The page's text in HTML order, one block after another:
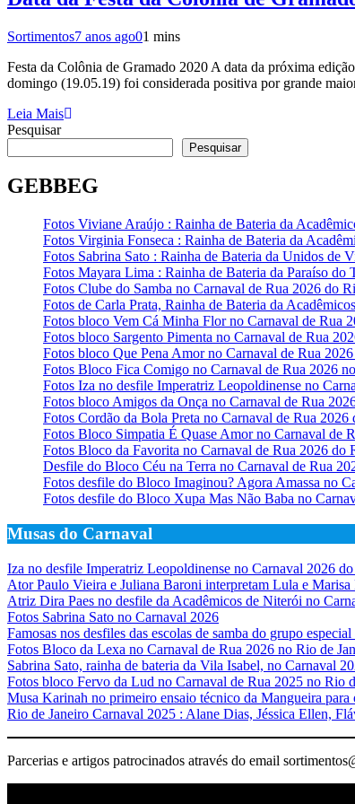
Sortimentos7 anos ago01 mins
Festa da Colônia de Gramado 2020 A data da próxima
domingo (19.05.19) foi considerada positiva por grande
Leia Mais
Pesquisar
Pesquisar
GEBBEG
Fotos Viviane Araújo : Rainha de Bateria da
Fotos Virginia Fonseca : Rainha de Bateria da
Fotos Sabrina Sato : Rainha de Bateria da Unidos de
Fotos Mayara Lima : Rainha de Bateria da Paraíso
Fotos Clube do Samba no Carnaval de Rua 2026 do
Fotos de Carla Prata, Rainha de Bateria da
Fotos bloco Vem Cá Minha Flor no Carnaval de Rua
Fotos bloco Sargento Pimenta no Carnaval de Rua
Fotos bloco Que Pena Amor no Carnaval de Rua
Fotos Bloco Fica Comigo no Carnaval de Rua 2026
Fotos Iza no desfile Imperatriz Leopoldinense no
Fotos bloco Amigos da Onça no Carnaval de Rua
Fotos Cordão da Bola Preta no Carnaval de Rua 2026
Fotos Bloco Simpatia É Quase Amor no Carnaval de
Fotos Bloco da Favorita no Carnaval de Rua 2026 do
Desfile do Bloco Céu na Terra no Carnaval de Rua
Fotos desfile do Bloco Imaginou? Agora Amassa no
Fotos desfile do Bloco Xupa Mas Não Baba no
Musas do Carnaval
Iza no desfile Imperatriz Leopoldinense no Carnaval 2026
Ator Paulo Vieira e Juliana Baroni interpretam Lula e
Atriz Dira Paes no desfile da Acadêmicos de Niterói no
Fotos Sabrina Sato no Carnaval 2026
Famosas nos desfiles das escolas de samba do grupo
Fotos Bloco da Lexa no Carnaval de Rua 2026 no Rio de
Sabrina Sato, rainha de bateria da Vila Isabel, no Carnaval
Fotos bloco Fervo da Lud no Carnaval de Rua 2025 no Rio
Musa Karinah no primeiro ensaio técnico da Mangueira
Rio de Janeiro Carnaval 2025 : Alane Dias, Jéssica Ellen,
Parcerias e artigos patrocinados através do email